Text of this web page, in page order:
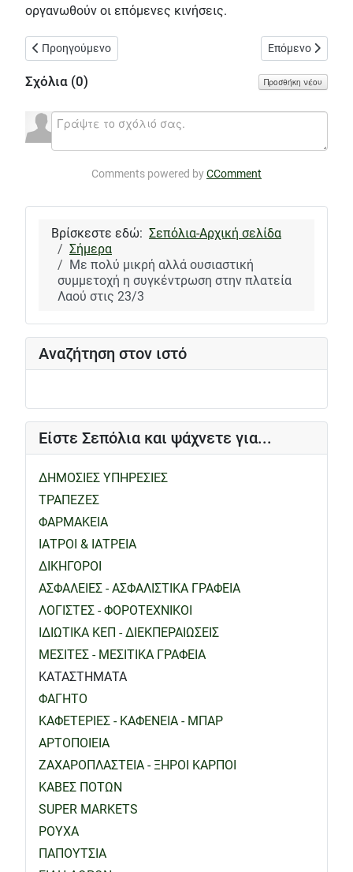
Αναζήτηση στον ιστό
Είστε Σεπόλια και ψάχνετε για...
ΔΗΜΟΣΙΕΣ ΥΠΗΡΕΣΙΕΣ
ΤΡΑΠΕΖΕΣ
ΦΑΡΜΑΚΕΙΑ
ΙΑΤΡΟΙ & ΙΑΤΡΕΙΑ
ΔΙΚΗΓΟΡΟΙ
ΑΣΦΑΛΕΙΕΣ - ΑΣΦΑΛΙΣΤΙΚΑ ΓΡΑΦΕΙΑ
ΛΟΓΙΣΤΕΣ - ΦΟΡΟΤΕΧΝΙΚΟΙ
ΙΔΙΩΤΙΚΑ ΚΕΠ - ΔΙΕΚΠΕΡΑΙΩΣΕΙΣ
ΜΕΣΙΤΕΣ - ΜΕΣΙΤΙΚΑ ΓΡΑΦΕΙΑ
ΚΑΤΑΣΤΗΜΑΤΑ
ΦΑΓΗΤΟ
ΚΑΦΕΤΕΡΙΕΣ - ΚΑΦΕΝΕΙΑ - ΜΠΑΡ
ΑΡΤΟΠΟΙΕΙΑ
ΖΑΧΑΡΟΠΛΑΣΤΕΙΑ - ΞΗΡΟΙ ΚΑΡΠΟΙ
ΚΑΒΕΣ ΠΟΤΩΝ
SUPER MARKETS
ΡΟΥΧΑ
ΠΑΠΟΥΤΣΙΑ
οργανωθούν οι επόμενες κινήσεις.
Προηγούμενο άρθρο: Για ληστεία και εκβιασμό
Προηγούμενο Επόμενο άρθρο:
Επόμενο
Σχόλια (0) Προσθήκη νέου
Comments powered byCComment
Βρίσκεστε εδώ: Σεπόλια-Αρχική σελίδα
Σήμερα
Με πολύ μικρή αλλά ουσιαστική
συμμετοχή η συγκέντρωση στην πλατεία
Λαού στις 23/3